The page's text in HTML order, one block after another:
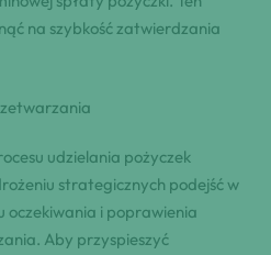
na szybkość zatwierdzania
udzielania pożyczek
strategicznych podejść w
oczekiwania i poprawienia
Aby przyspieszyć